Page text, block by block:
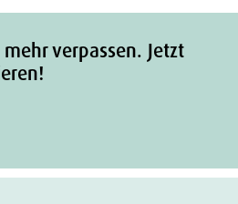
verpassen. Jetzt